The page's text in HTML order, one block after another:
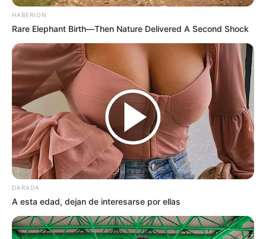
HABERION
Rare Elephant Birth—Then Nature Delivered A Second Shock
DARADA
A esta edad, dejan de interesarse por ellas